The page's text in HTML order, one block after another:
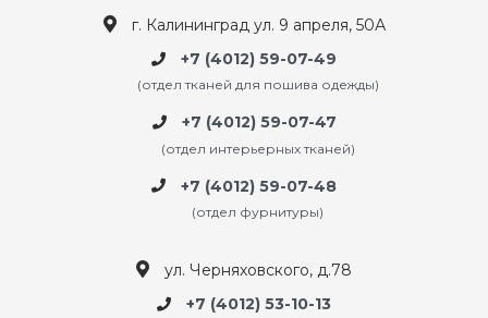
г. Калининград ул. 9 апреля, 50А
+7 (4012) 59-07-49
(отдел тканей для пошива одежды)
+7 (4012) 59-07-47
(отдел интерьерных тканей)
+7 (4012) 59-07-48
(отдел фурнитуры)
ул. Черняховского, д.78
+7 (4012) 53-10-13